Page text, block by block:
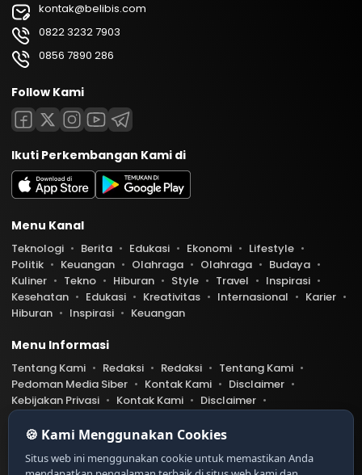
kontak@belibis.com
0822 3232 7903
0856 7890 286
Follow Kami
Ikuti Perkembangan Kami di
Menu Kanal
Teknologi Berita Edukasi Ekonomi
Lifestyle
Politik
Keuangan Olahraga Olahraga
Budaya
Kuliner
Tekno Hiburan Style Travel
Inspirasi
Kesehatan
Edukasi Kreativitas Internasional
Karier
Hiburan
Inspirasi Keuangan
Menu Informasi
Tentang Kami Redaksi Redaksi
Tentang Kami
Pedoman Media Siber
Kontak Kami
Disclaimer
Kebijakan Privasi
Kontak Kami
Disclaimer
Pedoman Media Siber
Belibis.com telah diverifikasi oleh Dewan Pers
tifikat Nomor 9999/DP-Verifikasi/K/XII/20XX
🍪 Kami Menggunakan Cookies
Situs web ini menggunakan cookie untuk memastikan Anda